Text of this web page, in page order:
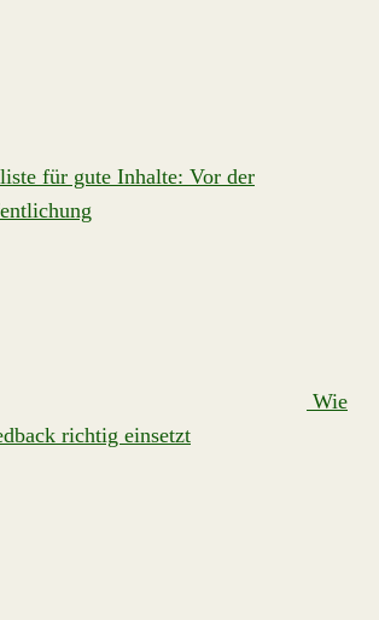
für gute Inhalte: Vor der
Wie
richtig einsetzt